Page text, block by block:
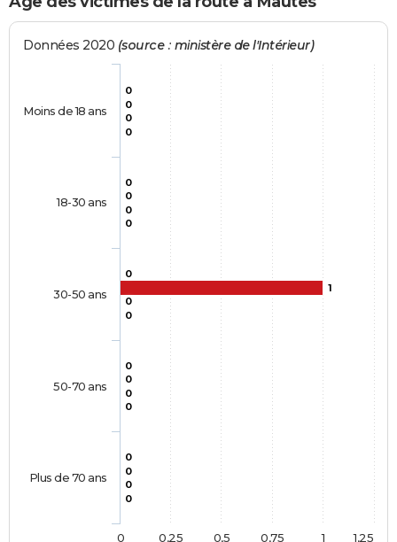
Données 2020 (source : ministère de l'Intérieur)
0
0
0
0
0
0
0
1
0
0
0
0
0
0
0
0
0
0
0
0
Moins de 18 ans
18-30 ans
30-50 ans
50-70 ans
Plus de 70 ans
0 1
0,25 0,5 0,75 1,25